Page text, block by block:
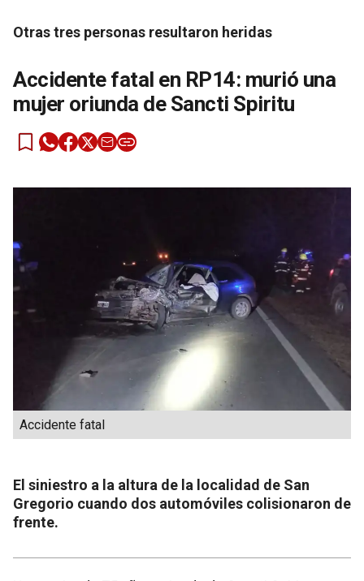
Otras tres personas resultaron heridas
Accidente fatal en RP14: murió una
mujer oriunda de Sancti Spiritu
Accidente fatal
El siniestro a la altura de la localidad de San
Gregorio cuando dos automóviles colisionaron de
frente.